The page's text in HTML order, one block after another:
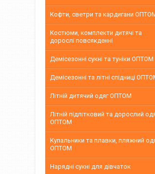
Кофти, светри та кардигани
Костюми, комплекти дитячі та
дорослі повсякденні
Демісезонні сукні та туніки ОПТОМ
Демісезонні та літні спідниці
Літній дитячий одяг ОПТОМ
Літній підлітковий та дорослий
ОПТОМ
Купальники та плавки, пляжний
ОПТОМ
Нарядні сукні для дівчаток